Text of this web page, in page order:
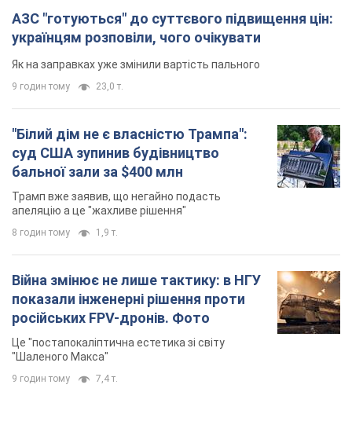
АЗС "готуються" до суттєвого підвищення цін:
українцям розповіли, чого очікувати
Як на заправках уже змінили вартість пального
9 годин тому 23,0 т.
"Білий дім не є власністю Трампа":
суд США зупинив будівництво
бальної зали за $400 млн
Трамп вже заявив, що негайно подасть
апеляцію а це "жахливе рішення"
8 годин тому 1,9 т.
Війна змінює не лише тактику: в НГУ
показали інженерні рішення проти
російських FPV-дронів. Фото
Це "постапокаліптична естетика зі світу
"Шаленого Макса"
9 годин тому 7,4 т.